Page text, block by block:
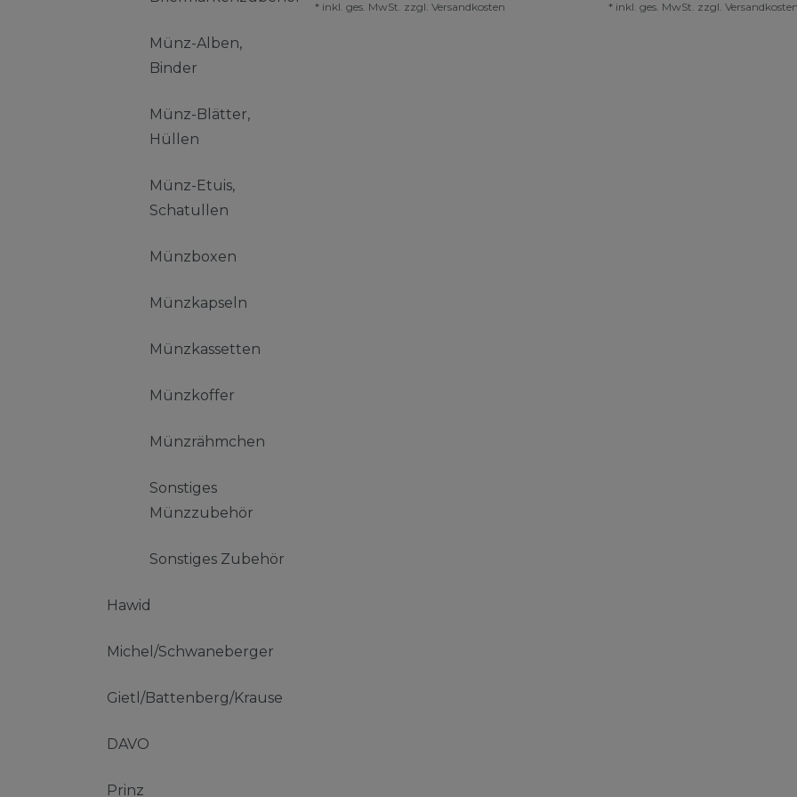
Münz-Alben,
Binder
Münz-Blätter,
Hüllen
Münz-Etuis,
Schatullen
Münzboxen
Münzkapseln
Münzkassetten
Münzkoffer
Münzrähmchen
Sonstiges
Münzzubehör
Sonstiges Zubehör
Hawid
Michel/Schwaneberger
Gietl/Battenberg/Krause
DAVO
Prinz
* inkl. ges. MwSt. zzgl. Versandkosten * inkl. ges. MwSt. zzgl.